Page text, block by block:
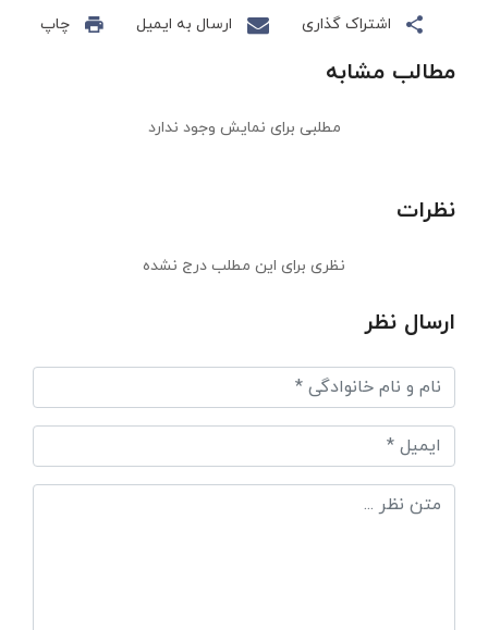
اشتراک گذاری ارسال به ایمیل چاپ
مطالب مشابه
مطلبی برای نمایش وجود ندارد
نظرات
نظری برای این مطلب درج نشده
ارسال نظر